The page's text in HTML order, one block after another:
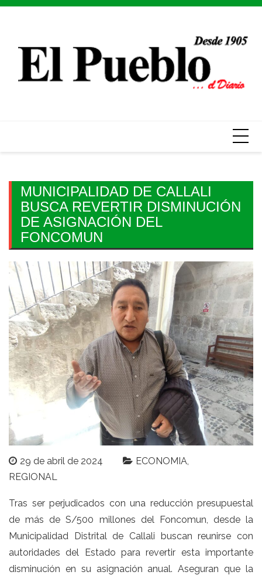
Skip
MUNICIPALIDAD DE CALLALI
BUSCA REVERTIR DISMINUCIÓN
DE ASIGNACIÓN DEL
FONCOMUN
29 de abril de 2024
ECONOMIA
REGIONAL
Tras ser perjudicados con una reducción presupuestal
de más de S/500 millones del Foncomun, desde la
Municipalidad Distrital de Callali buscan reunirse con
autoridades del Estado para revertir esta importante
disminución en su asignación anual. Aseguran que la